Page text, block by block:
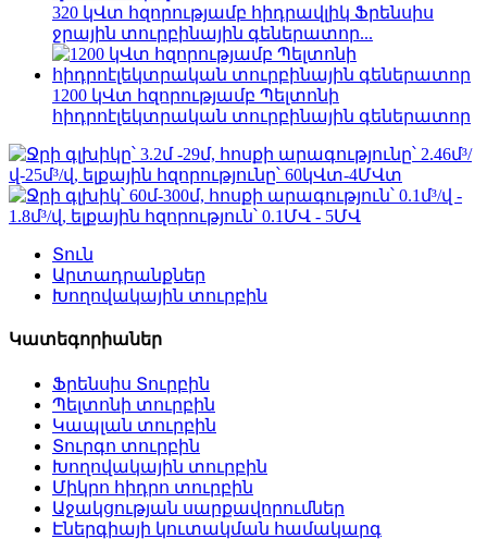
320 կՎտ հզորությամբ հիդրավլիկ Ֆրենսիս
ջրային տուրբինային գեներատոր...
1200 կՎտ հզորությամբ Պելտոնի
հիդրոէլեկտրական տուրբինային գեներատոր
Տուն
Արտադրանքներ
Խողովակային տուրբին
Կատեգորիաներ
Ֆրենսիս Տուրբին
Պելտոնի տուրբին
Կապլան տուրբին
Տուրգո տուրբին
Խողովակային տուրբին
Միկրո հիդրո տուրբին
Աջակցության սարքավորումներ
Էներգիայի կուտակման համակարգ